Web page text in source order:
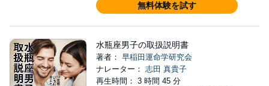
無料体験を試す
水瓶座男子の取扱説明書
著者： 早稲田運命学研究会
ナレーター： 志田 真貴子
再生時間： 3 時間 45 分